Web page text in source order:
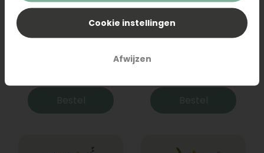
Boeket Raya
Bestel
Sanseveria
Bestel
Cookie instellingen
Afwijzen